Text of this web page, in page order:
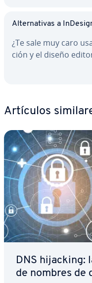
Al­te­r­na­ti­vas a
¿Te sale muy caro
ción y el diseño
Artículos
DNS hijacking:
de nombres de